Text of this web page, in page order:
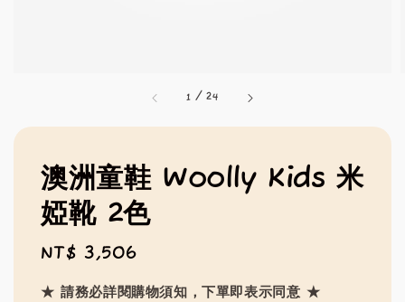
1 /24
澳洲童鞋 Woolly Kids 米
婭靴 2色
Regular
NT$ 3,506
★ 請務必詳閱購物須知，下單即表示同意 ★